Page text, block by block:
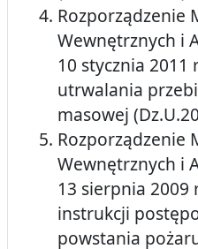
Rozporządzenie
Wewnętrznych i
10 stycznia 2011
utrwalania
masowej
Rozporządzenie
Wewnętrznych i
13 sierpnia 2009
instrukcji
powstania